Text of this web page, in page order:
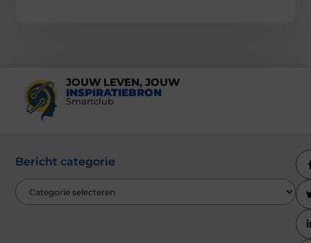
JOUW LEVEN, JOUW
INSPIRATIEBRON
Smartclub
Bericht categorie